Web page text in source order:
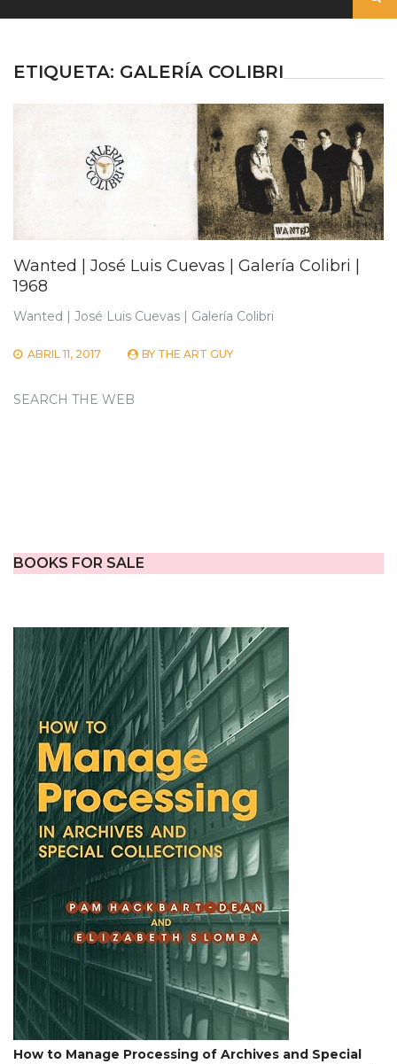
ETIQUETA: GALERÍA COLIBRI
Wanted | José Luis Cuevas | Galería Colibri |
1968
Wanted | José Luis Cuevas | Galería Colibri
ABRIL 11, 2017 BY THE ART GUY
SEARCH THE WEB
BOOKS FOR SALE
How to Manage Processing of Archives and Special